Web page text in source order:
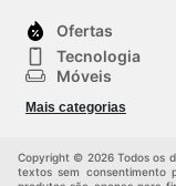
Ofertas
Tecnologia
Móveis
Crianças
Mais categorias
Copyright © 2026 Todos os
textos sem consentimento